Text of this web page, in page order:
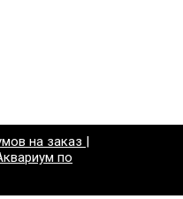
на заказ |
по